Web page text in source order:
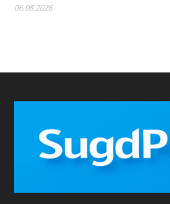
06.08.2026